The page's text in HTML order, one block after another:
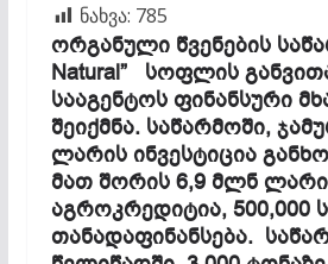
ნახვა: 785
ორგანული წვენების
Natural” სოფლის
სააგენტოს ფინანსური
შეიქმნა. საწარმოში,
ლარის ინვესტიცია
მათ შორის 6,9 მლნ ლარი
აგროკრედიტია, 500,000
თანადაფინანსება.